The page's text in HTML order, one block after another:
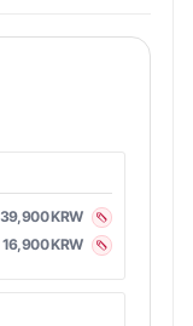
39,900 KRW
16,900 KRW